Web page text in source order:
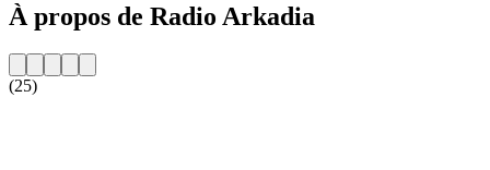
À propos de Radio Arkadia
(25)